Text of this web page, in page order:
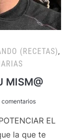
(RECETAS),
MISM@
comentarios
EL
la que te